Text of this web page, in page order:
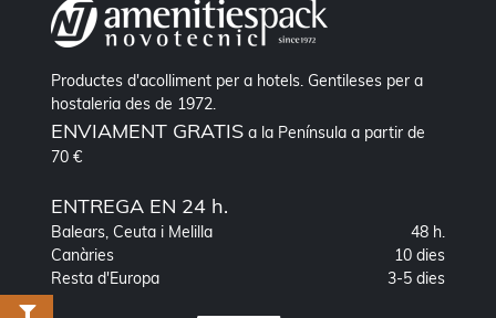
Productes d'acolliment per a hotels. Gentileses per a
hostaleria des de 1972.
ENVIAMENT GRATISa la Península a partir de
70 €
ENTREGA EN 24 h.
Balears, Ceuta i Melilla
48 h.
Canàries
10 dies
Resta d'Europa
3-5 dies